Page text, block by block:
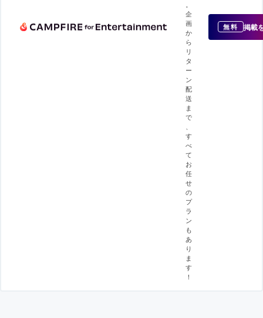
企
画
か
ら
リ
タ
ー
ン
配
送
ま
で
す
べ
て
お
任
せ
の
プ
ラ
ン
も
あ
り
ま
す
！
無料 掲載